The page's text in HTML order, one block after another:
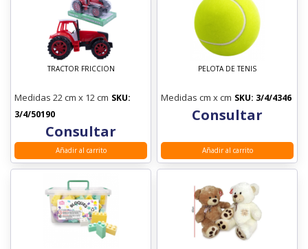
TRACTOR FRICCION
Medidas 22 cm x 12 cm SKU:
3/4/50190
Consultar
Añadir al carrito
PELOTA DE TENIS
Medidas cm x cm SKU: 3/4/4346
Consultar
Añadir al carrito